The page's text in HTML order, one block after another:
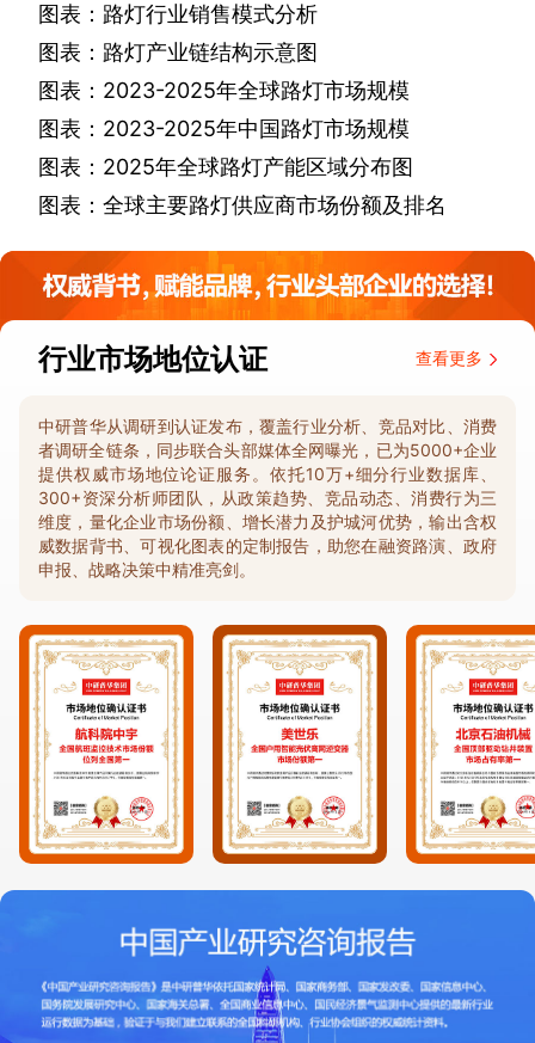
图表：路灯行业销售模式分析
图表：路灯产业链结构示意图
图表： 2023-2025年全球路灯市场规模
图表： 2023-2025年中国路灯市场规模
图表： 2025年全球路灯产能区域分布图
图表：全球主要路灯供应商市场份额及排名
行业市场地位认证 查看更多
中研普华从调研到认证发布，覆盖行业分析、竞品对比、消费
者调研全链条，同步联合头部媒体全网曝光，已为5000+企业
提供权威市场地位论证服务。依托10万+细分行业数据库、
300+资深分析师团队，从政策趋势、竞品动态、消费行为三
维度，量化企业市场份额、增长潜力及护城河优势，输出含权
威数据背书、可视化图表的定制报告，助您在融资路演、政府
申报、战略决策中精准亮剑。